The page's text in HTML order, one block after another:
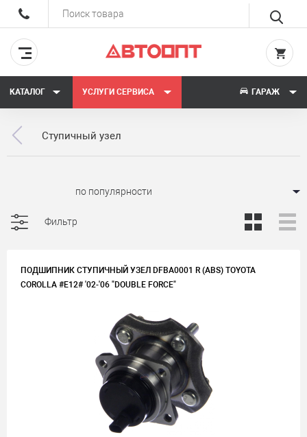
КАТАЛОГ УСЛУГИ СЕРВИСА ГАРАЖ
Ступичный узел
Фильтр
ПОДШИПНИК СТУПИЧНЫЙ УЗЕЛ DFBA0001 R (ABS) TOYOTA
COROLLA #E12# '02-'06 "DOUBLE FORCE"